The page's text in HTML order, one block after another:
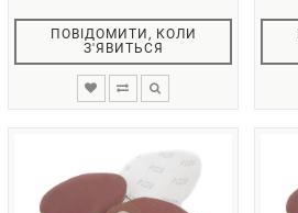
ПОВІДОМИТИ, КОЛИ
З'ЯВИТЬСЯ